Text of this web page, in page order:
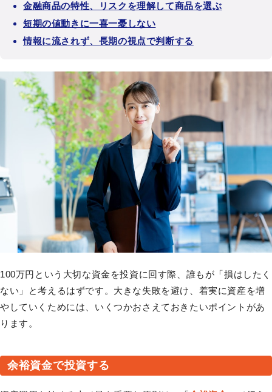
金融商品の特性、リスクを理解して商品を選ぶ
短期の値動きに一喜一憂しない
情報に流されず、長期の視点で判断する
100万円という大切な資金を投資に回す際、誰もが「損はしたく
ない」と考えるはずです。大きな失敗を避け、着実に資産を増
やしていくためには、いくつかおさえておきたいポイントがあ
ります。
余裕資金で投資する